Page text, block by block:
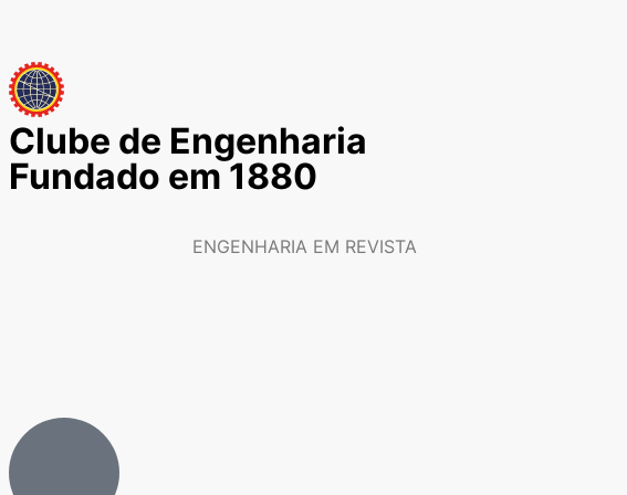
Clube de Engenharia
Fundado em 1880
ENGENHARIA EM REVISTA